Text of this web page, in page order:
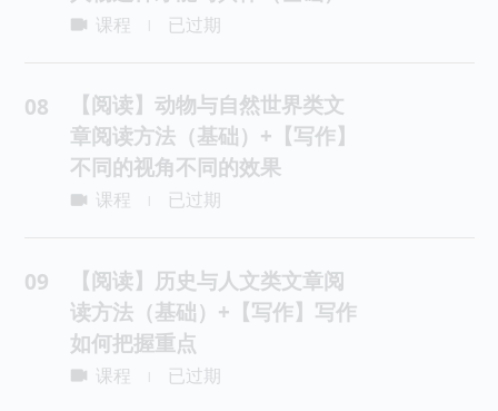
课程 已过期
08
【阅读】动物与自然世界类文
章阅读方法（基础）+【写作】
不同的视角不同的效果
课程 已过期
09
【阅读】历史与人文类文章阅
读方法（基础）+【写作】写作
如何把握重点
课程 已过期